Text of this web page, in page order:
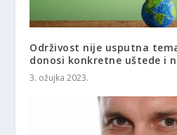
Održivost nije usputna
donosi konkretne uštede i
3. ožujka 2023.